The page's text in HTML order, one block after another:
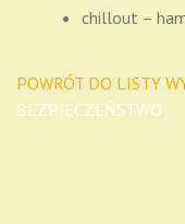
chillout –
POWRÓT DO LISTY
BEZPIECZEŃSTWO